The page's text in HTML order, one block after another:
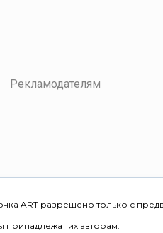
Рекламодателям
ART разрешено только с
принадлежат их авторам.